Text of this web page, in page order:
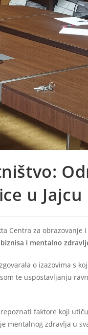
u Jajcu
Centra za obrazovanje i
i mentalno
o izazovima s
te uspostavljanju
faktore koji
mentalnog zdravlja u